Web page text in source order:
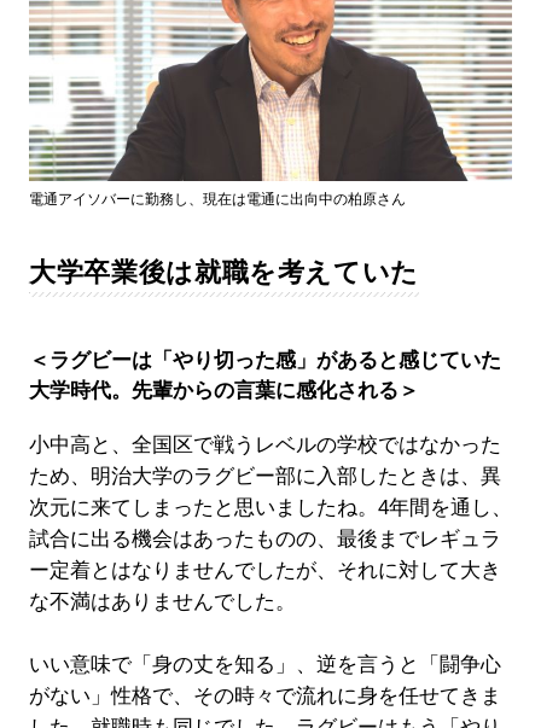
電通アイソバーに勤務し、現在は電通に出向中の柏原さん
大学卒業後は就職を考えていた
＜ラグビーは「やり切った感」があると感じていた
大学時代。先輩からの言葉に感化される＞
小中高と、全国区で戦うレベルの学校ではなかった
ため、明治大学のラグビー部に入部したときは、異
次元に来てしまったと思いましたね。4年間を通し、
試合に出る機会はあったものの、最後までレギュラ
ー定着とはなりませんでしたが、それに対して大き
な不満はありませんでした。
いい意味で「身の丈を知る」、逆を言うと「闘争心
がない」性格で、その時々で流れに身を任せてきま